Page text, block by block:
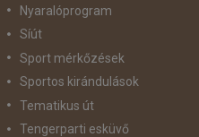
Nyaralóprogram
Síút
Sport mérkőzések
Sportos kirándulások
Tematikus út
Tengerparti esküvő